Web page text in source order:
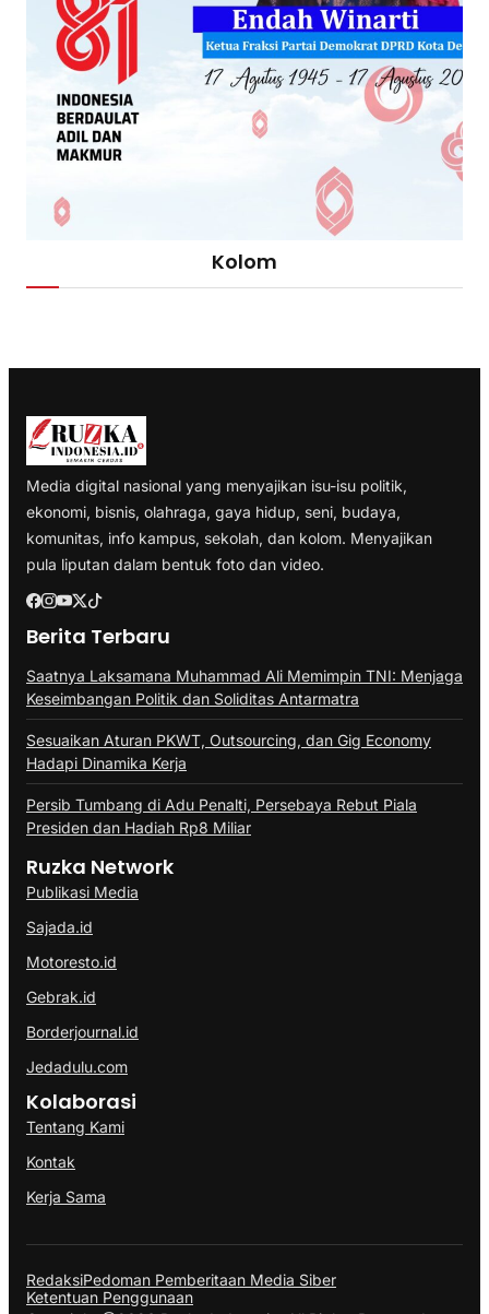
Kolom
Media digital nasional yang menyajikan isu-isu politik,
ekonomi, bisnis, olahraga, gaya hidup, seni, budaya,
komunitas, info kampus, sekolah, dan kolom. Menyajikan
pula liputan dalam bentuk foto dan video.
Berita Terbaru
Saatnya Laksamana Muhammad Ali Memimpin TNI: Menjaga
Keseimbangan Politik dan Soliditas Antarmatra
Sesuaikan Aturan PKWT, Outsourcing, dan Gig Economy
Hadapi Dinamika Kerja
Persib Tumbang di Adu Penalti, Persebaya Rebut Piala
Presiden dan Hadiah Rp8 Miliar
Ruzka Network
Publikasi Media
Sajada.id
Motoresto.id
Gebrak.id
Borderjournal.id
Jedadulu.com
Kolaborasi
Tentang Kami
Kontak
Kerja Sama
RedaksiPedoman Pemberitaan Media Siber
Ketentuan Penggunaan